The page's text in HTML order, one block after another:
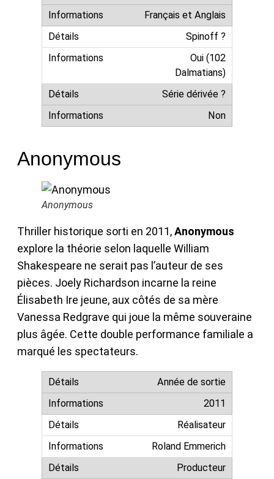
Français et Anglais
Spinoff ?
Oui (102
Dalmatians)
Série dérivée ?
Non
Anonymous
Anonymous
Thriller historique sorti en 2011,Anonymous
explore la théorie selon laquelle William
Shakespeare ne serait pas l’auteur de ses
pièces. Joely Richardson incarne la reine
Élisabeth Ire jeune, aux côtés de sa mère
Vanessa Redgrave qui joue la même souveraine
plus âgée. Cette double performance familiale a
marqué les spectateurs.
Année de sortie
2011
Réalisateur
Roland Emmerich
Producteur